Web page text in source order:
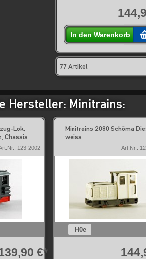
In den Warenkorb
77 Artikel
Hersteller: Minitrains:
Lok,
Chassis
123-2002
€*
Minitrains 2080 Schöma
weiss
Art.Nr.:
H0e